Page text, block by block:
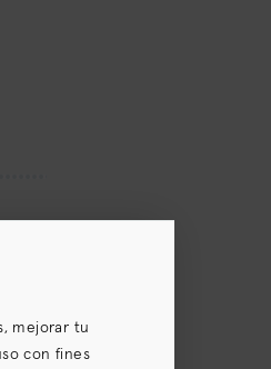
mejorar tu
con fines